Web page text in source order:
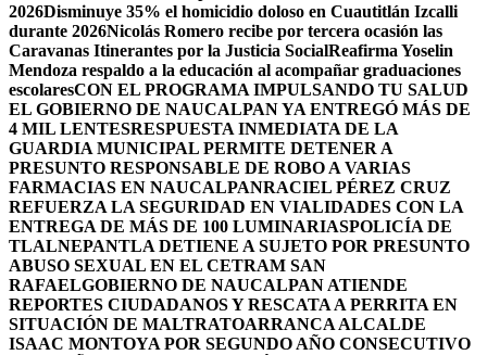
2026Disminuye 35% el homicidio doloso en Cuautitlán Izcalli
durante 2026Nicolás Romero recibe por tercera ocasión las
Caravanas Itinerantes por la Justicia SocialReafirma Yoselin
Mendoza respaldo a la educación al acompañar graduaciones
escolaresCON EL PROGRAMA IMPULSANDO TU SALUD
EL GOBIERNO DE NAUCALPAN YA ENTREGÓ MÁS DE
4 MIL LENTESRESPUESTA INMEDIATA DE LA
GUARDIA MUNICIPAL PERMITE DETENER A
PRESUNTO RESPONSABLE DE ROBO A VARIAS
FARMACIAS EN NAUCALPANRACIEL PÉREZ CRUZ
REFUERZA LA SEGURIDAD EN VIALIDADES CON LA
ENTREGA DE MÁS DE 100 LUMINARIASPOLICÍA DE
TLALNEPANTLA DETIENE A SUJETO POR PRESUNTO
ABUSO SEXUAL EN EL CETRAM SAN
RAFAELGOBIERNO DE NAUCALPAN ATIENDE
REPORTES CIUDADANOS Y RESCATA A PERRITA EN
SITUACIÓN DE MALTRATOARRANCA ALCALDE
ISAAC MONTOYA POR SEGUNDO AÑO CONSECUTIVO